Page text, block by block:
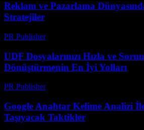
Reklam ve Pazarlama
Stratejiler
PR Publisher-
UDF Dosyalarınızı Hızla ve
Dönüştürmenin En İyi Yolları
PR Publisher-
Google Anahtar Kelime Analizi
Taşıyacak Taktikler